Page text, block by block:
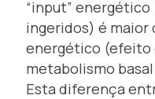
“input”
ingeridos) é maior
energético (efeito
metabolismo
Esta diferença